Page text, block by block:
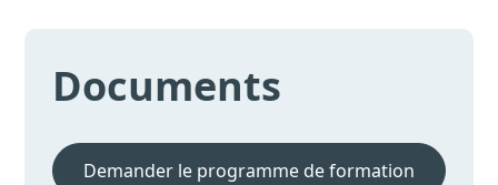
Documents
Demander le programme de formation